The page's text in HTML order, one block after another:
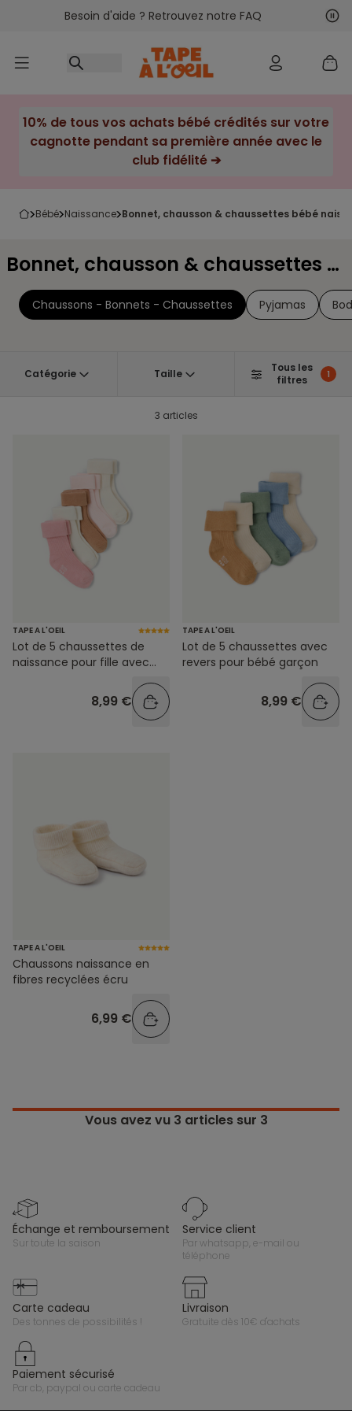
Accéder au contenu
Besoin d'aide ? Retrouvez notre FAQ
10% de tous vos achats bébé crédités sur votre
cagnotte pendant sa première année avec le
club fidélité ➔
bébé naissance bonnet, chausson & chaussettes bébé
Bonnet, chausson & chaussettes bébé naissance Pointure 13-14
Chaussons - Bonnets - Chaussettes Pyjamas
Catégorie Taille
Tous les
filtres
1
3 articles
TAPE A L'OEIL
Lot de 5 chaussettes de
naissance pour fille avec
8,99 €
TAPE A L'OEIL
Lot de 5 chaussettes avec
revers pour bébé garçon
8,99 €
TAPE A L'OEIL
Chaussons naissance en
fibres recyclées écru
6,99 €
Vous avez vu 3 articles sur 3
échange et remboursement
sur toute la saison
service client
par whatsapp, e-mail ou
téléphone
carte cadeau
des tonnes de possibilités !
livraison
gratuite dès 10€ d'achats
paiement sécurisé
par cb, paypal ou carte cadeau